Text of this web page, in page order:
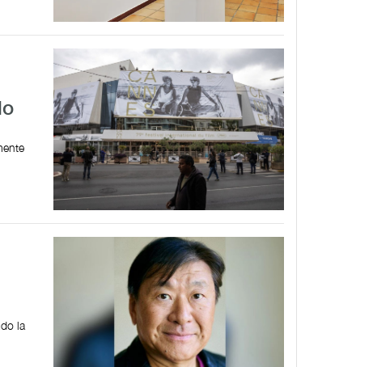
la